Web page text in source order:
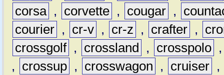
corsa , corvette , cougar ,
courier , cr-v , cr-z , crafter ,
crossgolf , crossland , crosspolo
,
crossup , crosswagon , cruiser ,